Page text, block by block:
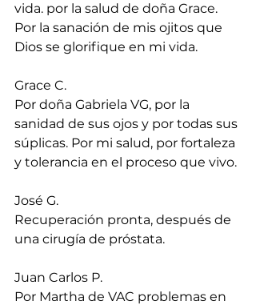
vida. por la salud de doña Grace.
Por la sanación de mis ojitos que
Dios se glorifique en mi vida.
Grace C.
Por doña Gabriela VG, por la
sanidad de sus ojos y por todas sus
súplicas. Por mi salud, por fortaleza
y tolerancia en el proceso que vivo.
José G.
Recuperación pronta, después de
una cirugía de próstata.
Juan Carlos P.
Por Martha de VAC problemas en